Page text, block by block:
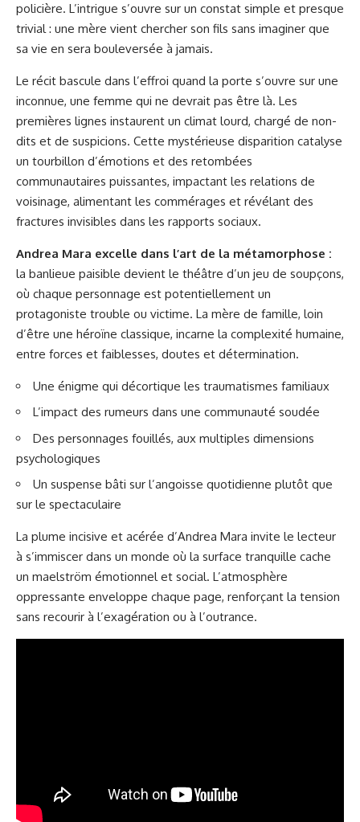
policière. L’intrigue s’ouvre sur un constat simple et presque
trivial : une mère vient chercher son fils sans imaginer que
sa vie en sera bouleversée à jamais.
Le récit bascule dans l’effroi quand la porte s’ouvre sur une
inconnue, une femme qui ne devrait pas être là. Les
premières lignes instaurent un climat lourd, chargé de non-
dits et de suspicions. Cette mystérieuse disparition catalyse
un tourbillon d’émotions et des retombées
communautaires puissantes, impactant les relations de
voisinage, alimentant les commérages et révélant des
fractures invisibles dans les rapports sociaux.
Andrea Mara excelle dans l’art de la métamorphose :
la banlieue paisible devient le théâtre d’un jeu de soupçons,
où chaque personnage est potentiellement un
protagoniste trouble ou victime. La mère de famille, loin
d’être une héroïne classique, incarne la complexité humaine,
entre forces et faiblesses, doutes et détermination.
Une énigme qui décortique les traumatismes familiaux
L’impact des rumeurs dans une communauté soudée
Des personnages fouillés, aux multiples dimensions
psychologiques
Un suspense bâti sur l’angoisse quotidienne plutôt que
sur le spectaculaire
La plume incisive et acérée d’Andrea Mara invite le lecteur
à s’immiscer dans un monde où la surface tranquille cache
un maelström émotionnel et social. L’atmosphère
oppressante enveloppe chaque page, renforçant la tension
sans recourir à l’exagération ou à l’outrance.